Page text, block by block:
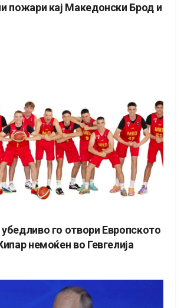
пожари кај Македонски Брод и
го отвори Европското
немоќен во Гевгелија